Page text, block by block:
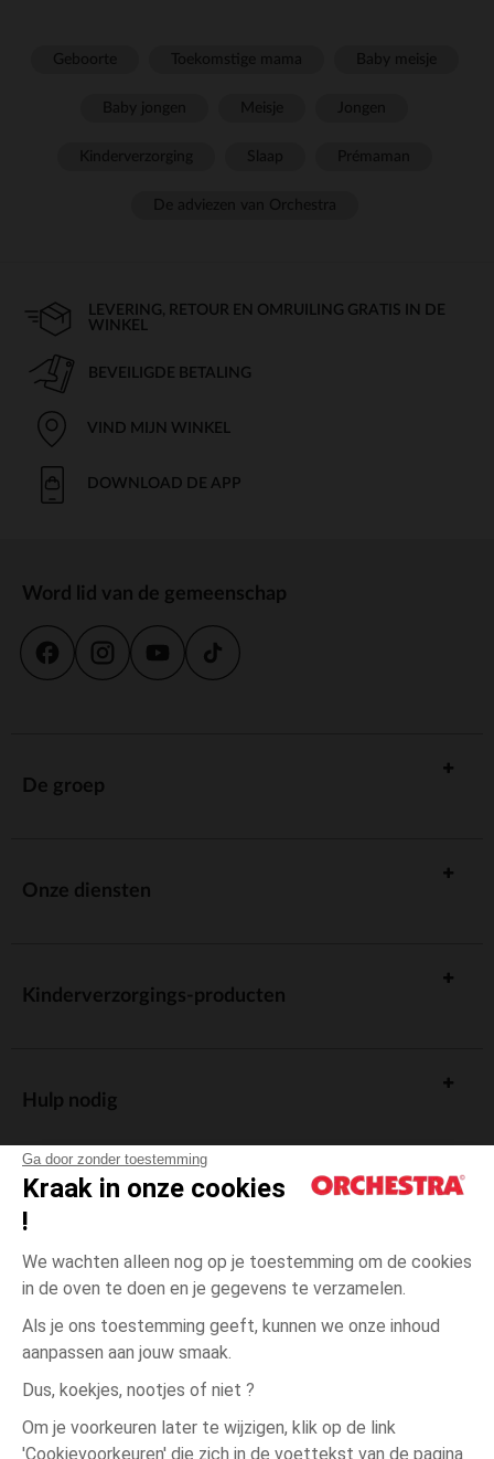
Ga door zonder toestemming
Kraak in onze cookies
!
We wachten alleen nog op je toestemming om de cookies
in de oven te doen en je gegevens te verzamelen.
Als je ons toestemming geeft, kunnen we onze inhoud
aanpassen aan jouw smaak.
Dus, koekjes, nootjes of niet ?
Om je voorkeuren later te wijzigen, klik op de link
'Cookievoorkeuren' die zich in de voettekst van de pagina
3
LEVERING, RETOUR EN OMRUILING GRATIS IN DE
WINKEL
BEVEILIGDE BETALING
VIND MIJN WINKEL
DOWNLOAD DE APP
Word lid van de gemeenschap
De groep
Onze diensten
Kinderverzorgings-producten
Hulp nodig
Algemene verkoopsvoorwaarden
Wettelijke bepalingen
Persoonsgegevens